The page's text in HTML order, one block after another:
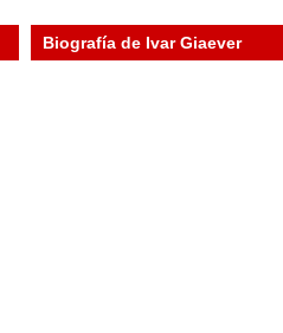
Biografía de Ivar Giaever